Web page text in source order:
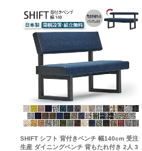
SHIFT シフト 背付きベンチ 幅140cm 受注
生産 ダイニングベンチ 背もたれ付き 2人 3